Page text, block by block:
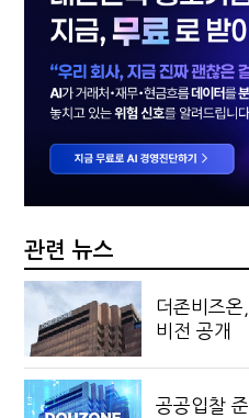
관련 뉴스
더존비즈
비전 공개
공공입찰